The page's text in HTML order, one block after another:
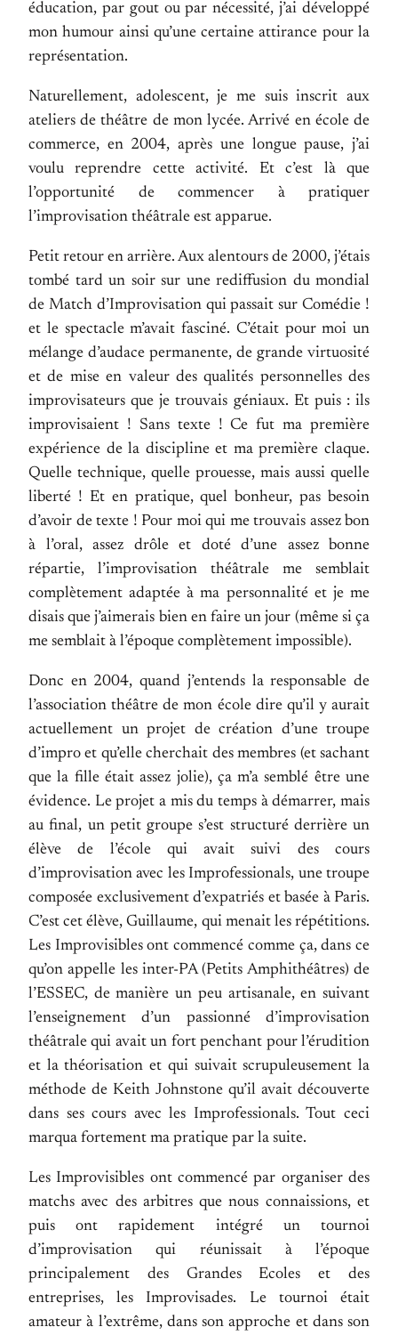
éducation, par gout ou par nécessité, j’ai développé
mon humour ainsi qu’une certaine attirance pour la
représentation.
Naturellement, adolescent, je me suis inscrit aux
ateliers de théâtre de mon lycée. Arrivé en école de
commerce, en 2004, après une longue pause, j’ai
voulu reprendre cette activité. Et c’est là que
l’opportunité de commencer à pratiquer
l’improvisation théâtrale est apparue.
Petit retour en arrière. Aux alentours de 2000, j’étais
tombé tard un soir sur une rediffusion du mondial
de Match d’Improvisation qui passait sur Comédie !
et le spectacle m’avait fasciné. C’était pour moi un
mélange d’audace permanente, de grande virtuosité
et de mise en valeur des qualités personnelles des
improvisateurs que je trouvais géniaux. Et puis : ils
improvisaient ! Sans texte ! Ce fut ma première
expérience de la discipline et ma première claque.
Quelle technique, quelle prouesse, mais aussi quelle
liberté ! Et en pratique, quel bonheur, pas besoin
d’avoir de texte ! Pour moi qui me trouvais assez bon
à l’oral, assez drôle et doté d’une assez bonne
répartie, l’improvisation théâtrale me semblait
complètement adaptée à ma personnalité et je me
disais que j’aimerais bien en faire un jour (même si ça
me semblait à l’époque complètement impossible).
Donc en 2004, quand j’entends la responsable de
l’association théâtre de mon école dire qu’il y aurait
actuellement un projet de création d’une troupe
d’impro et qu’elle cherchait des membres (et sachant
que la fille était assez jolie), ça m’a semblé être une
évidence. Le projet a mis du temps à démarrer, mais
au final, un petit groupe s’est structuré derrière un
élève de l’école qui avait suivi des cours
d’improvisation avec les Improfessionals, une troupe
composée exclusivement d’expatriés et basée à Paris.
C’est cet élève, Guillaume, qui menait les répétitions.
Les Improvisibles ont commencé comme ça, dans ce
qu’on appelle les inter-PA (Petits Amphithéâtres) de
l’ESSEC, de manière un peu artisanale, en suivant
l’enseignement d’un passionné d’improvisation
théâtrale qui avait un fort penchant pour l’érudition
et la théorisation et qui suivait scrupuleusement la
méthode de Keith Johnstone qu’il avait découverte
dans ses cours avec les Improfessionals. Tout ceci
marqua fortement ma pratique par la suite.
Les Improvisibles ont commencé par organiser des
matchs avec des arbitres que nous connaissions, et
puis ont rapidement intégré un tournoi
d’improvisation qui réunissait à l’époque
principalement des Grandes Ecoles et des
entreprises, les Improvisades. Le tournoi était
amateur à l’extrême, dans son approche et dans son